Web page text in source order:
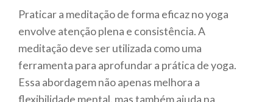
Praticar a meditação de forma eficaz no yoga
envolve atenção plena e consistência. A
meditação deve ser utilizada como uma
ferramenta para aprofundar a prática de yoga.
Essa abordagem não apenas melhora a
flexibilidade mental, mas também ajuda na